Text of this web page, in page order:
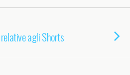
agli Shorts